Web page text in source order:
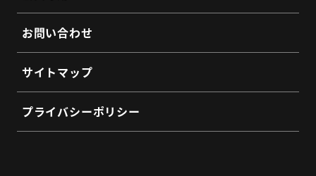
認定制度に関するお問い合わせ
会員インタビュー
よくあるご質問
入会希望フォーム
お問い合わせ
サイトマップ
プライバシーポリシー